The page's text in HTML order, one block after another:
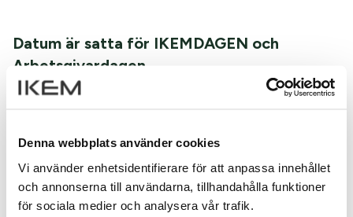
Denna webbplats använder cookies
Vi använder enhetsidentifierare för att anpassa innehållet
och annonserna till användarna, tillhandahålla funktioner
för sociala medier och analysera vår trafik.
Datum är satta för IKEMDAGEN och
Arbetsgivardagen
Nu är det klart att populära IKEMDAGEN går av stapeln
Avtalskommentarer på ikem.se
Du har väl inte missat att våra två största kollektivavtal,
Tjänstemannaavtalet och I-avtalet, har en...